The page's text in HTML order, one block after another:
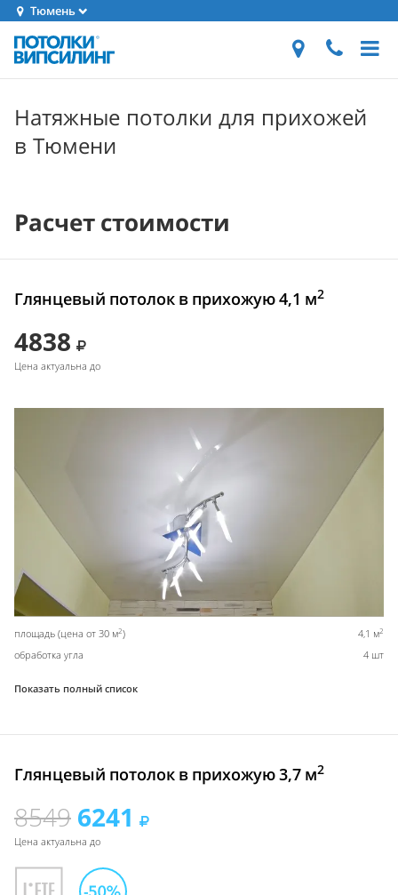
Тюмень
Натяжные потолки для прихожей
в Тюмени
Расчет стоимости
Глянцевый потолок в прихожую 4,1 м2
4838
Цена актуальна до
площадь (цена от 30 м2) 4,1 м2
обработка угла 4 шт
Показать полный список
Глянцевый потолок в прихожую 3,7 м2
8549 6241
Цена актуальна до